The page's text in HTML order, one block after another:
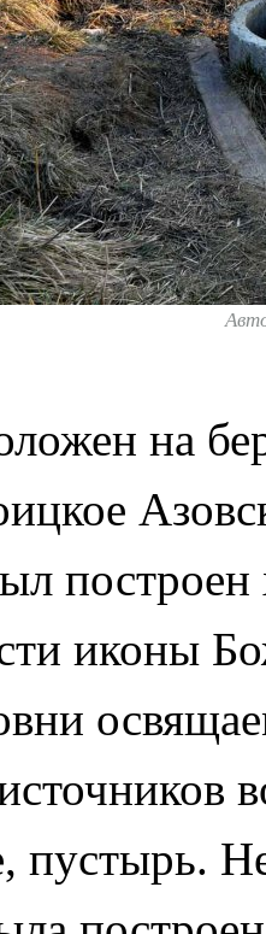
на
иконы
пустырь.